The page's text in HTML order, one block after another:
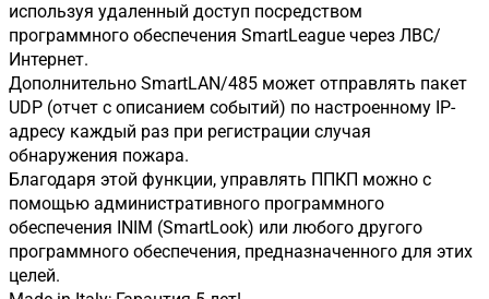
используя удаленный доступ посредством
программного обеспечения SmartLeague через ЛВС/
Интернет.
Дополнительно SmartLAN/485 может отправлять пакет
UDP (отчет с описанием событий) по настроенному IP-
адресу каждый раз при регистрации случая
обнаружения пожара.
Благодаря этой функции, управлять ППКП можно с
помощью административного программного
обеспечения INIM (SmartLook) или любого другого
программного обеспечения, предназначенного для этих
целей.